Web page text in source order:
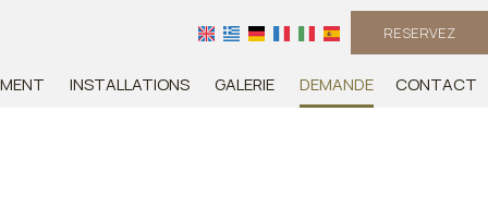
RESERVEZ
INSTALLATIONS GALERIE DEMANDE CONTACT